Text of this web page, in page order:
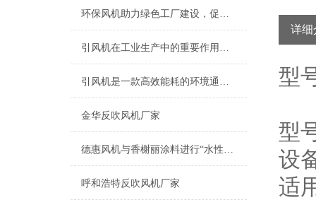
环保风机助力绿色工厂建设，促进节能减排
引风机在工业生产中的重要作用及发展趋势
引风机是一款高效能耗的环境通风设备
金华反吹风机厂家
德惠风机与香榭丽涂料进行“水性工业漆专业涂装系统解决方案”技术研讨
呼和浩特反吹风机厂家
详细
型
型
设
适